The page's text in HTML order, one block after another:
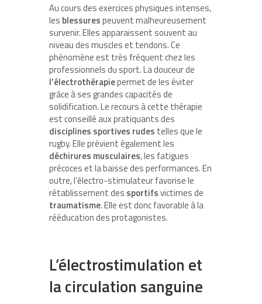
Au cours des exercices physiques intenses,
les blessurespeuvent malheureusement
survenir. Elles apparaissent souvent au
niveau des muscles et tendons. Ce
phénomène est très fréquent chez les
professionnels du sport. La douceur de
l’électrothérapiepermet de les éviter
grâce à ses grandes capacités de
solidification. Le recours à cette thérapie
est conseillé aux pratiquants des
disciplines sportives rudes telles que le
rugby. Elle prévient également les
déchirures musculaires, les fatigues
précoces et la baisse des performances. En
outre, l’électro-stimulateur favorise le
rétablissement des sportifsvictimes de
traumatisme. Elle est donc favorable à la
rééducation des protagonistes.
L’électrostimulation et
la circulation sanguine